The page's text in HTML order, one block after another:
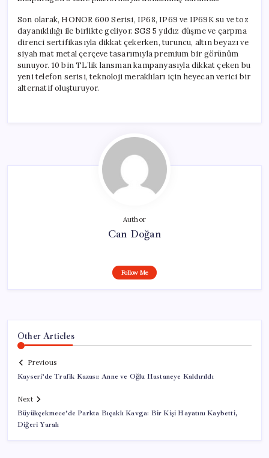
Son olarak, HONOR 600 Serisi, IP68, IP69 ve IP69K su ve toz
dayanıklılığı ile birlikte geliyor. SGS 5 yıldız düşme ve çarpma
direnci sertifikasıyla dikkat çekerken, turuncu, altın beyazı ve
siyah mat metal çerçeve tasarımıyla premium bir görünüm
sunuyor. 10 bin TL’lik lansman kampanyasıyla dikkat çeken bu
yeni telefon serisi, teknoloji meraklıları için heyecan verici bir
alternatif oluşturuyor.
Author
Can Doğan
Follow Me
Other Articles
Previous
Kayseri’de Trafik Kazası: Anne ve Oğlu Hastaneye Kaldırıldı
Next
Büyükçekmece’de Parkta Bıçaklı Kavga: Bir Kişi Hayatını Kaybetti,
Diğeri Yaralı